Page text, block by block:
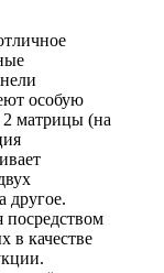
особую
2 матрицы (на
другое.
посредством
в качестве